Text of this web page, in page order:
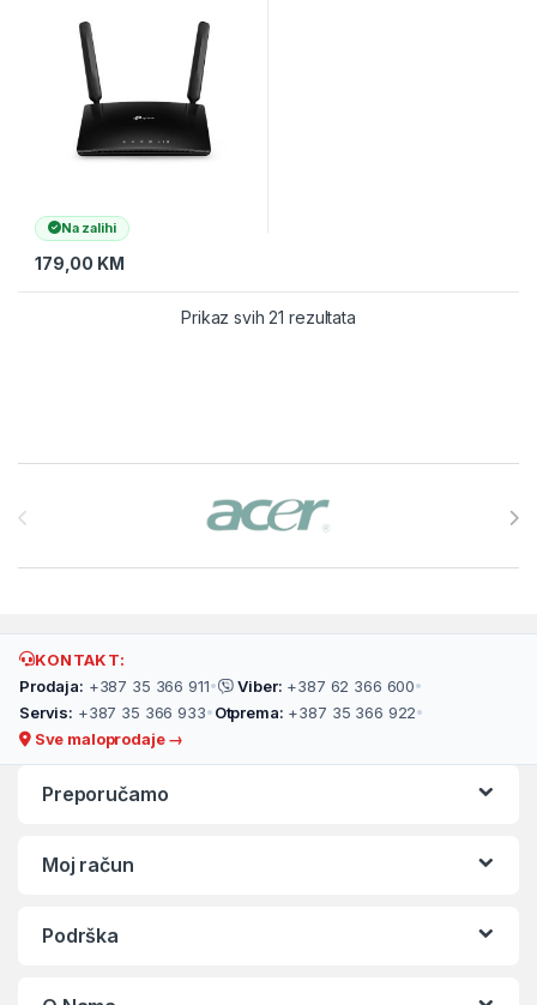
Na zalihi
179,00 KM
Prikaz svih 21 rezultata
KONTAKT:
Prodaja: +387 35 366 911• Viber: +387 62 366 600•
Servis: +387 35 366 933• Otprema: +387 35 366 922•
Sve maloprodaje →
Preporučamo
Moj račun
Podrška